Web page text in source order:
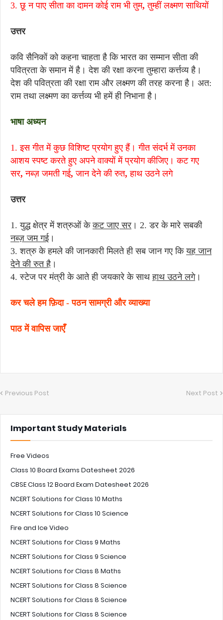
3. छू न पाए सीता का दामन कोई राम भी तुम,तुम्हीं लक्ष्मण साथियों
उत्तर
कवि सैनिकों को कहना चाहता है कि भारत का सम्मान सीता की
पवित्रता के समान में है। देश की रक्षा करना तुम्हारा कर्त्तव्य है।
देश की पवित्रता की रक्षा राम और लक्ष्मण की तरह करना है। अत:
राम तथा लक्ष्मण का कर्त्तव्य भी हमें ही निभाना है।
भाषा अध्यन
1. इस गीत में कुछ विशिष्ट प्रयोग हुए हैं। गीत संदर्भ में उनका
आशय स्पष्ट करते हुए अपने वाक्यों में प्रयोग कीजिए। कट गए
सर,नब्ज़ जमती गई,जान देने की रुत,हाथ उठने लगे
उत्तर
1. युद्ध क्षेत्र में शत्रुओं केकट जाए सर । 2. डर के मारे सबकी
नब्ज़ जम गई।
3. शत्रु के हमले की जानकारी मिलते ही सब जान गए कियह जान
देने की रुत है ।
4. स्टेज पर मंत्री के आते ही जयकारे के साथहाथ उठने लगे।
कर चले हम फ़िदा - पठन सामग्री और व्याख्या
पाठ में वापिस जाएँ
Previous Post Next Post
Important Study Materials
Free Videos
Class 10 Board Exams Datesheet 2026
CBSE Class 12 Board Exam Datesheet 2026
NCERT Solutions for Class 10 Maths
NCERT Solutions for Class 10 Science
Fire and Ice Video
NCERT Solutions for Class 9 Maths
NCERT Solutions for Class 9 Science
NCERT Solutions for Class 8 Maths
NCERT Solutions for Class 8 Science
NCERT Solutions for Class 8 Science
NCERT Solutions for Class 8 Science